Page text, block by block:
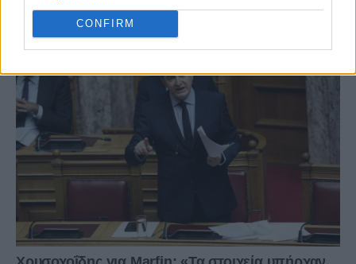
CONFIRM